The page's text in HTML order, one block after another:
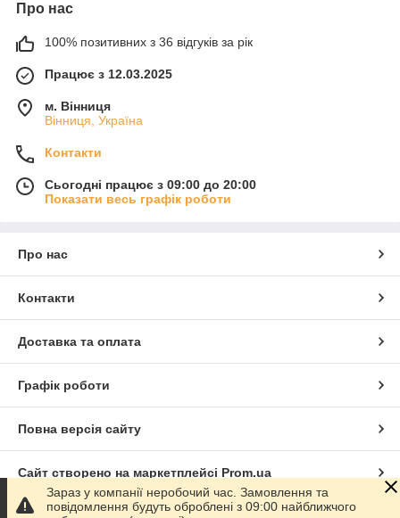
Про нас
100% позитивних з 36 відгуків за рік
Працює з 12.03.2025
м. Вінниця
Вінниця, Україна
Контакти
Сьогодні працює з 09:00 до 20:00
Показати весь графік роботи
Про нас
Контакти
Доставка та оплата
Графік роботи
Повна версія сайту
Сайт створено на маркетплейсі Prom.ua
Зараз у компанії неробочий час. Замовлення та
повідомлення будуть оброблені з 09:00 найближчого